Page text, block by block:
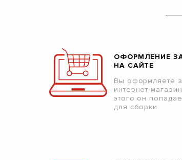
ОФОРМЛЕНИЕ
НА САЙТЕ
Вы оформляете
интернет-
этого он
для сборки.